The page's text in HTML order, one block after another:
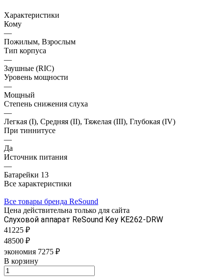
Характеристики
Кому
—
Пожилым, Взрослым
Тип корпуса
—
Заушные (RIC)
Уровень мощности
—
Мощный
Степень снижения слуха
—
Легкая (I), Средняя (II), Тяжелая (III), Глубокая (IV)
При тиннитусе
—
Да
Источник питания
—
Батарейки 13
Все характеристики
Все товары бренда ReSound
Цена действительна только для сайта
Слуховой аппарат ReSound Key KE262-DRW
41225 ₽
48500 ₽
экономия 7275 ₽
В корзину